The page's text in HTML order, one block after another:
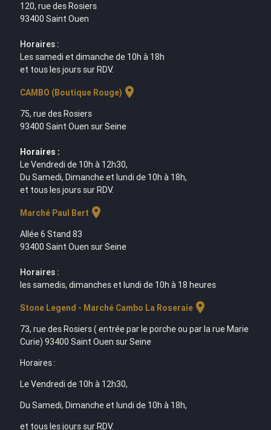
120, rue des Rosiers
93400 Saint Ouen
Horaires :
Les samedi et dimanche de 10h à 18h
et tous les jours sur RDV.
CAMBO (Boutique Rouge) location_on
75, rue des Rosiers
93400 Saint Ouen sur Seine
Horaires :
Le Vendredi de 10h à 12h30,
Du Samedi, Dimanche et lundi de 10h à 18h,
et tous les jours sur RDV.
Marché Paul Bert location_on
Allée 6 Stand 83
93400 Saint Ouen sur Seine
Horaires :
les samedis, dimanches et lundi de 10h à 18 heures
Stone Legend - Marché Cambo La Roseraielocation_on
73, rue des Rosiers ( entrée par le porche ou par la rue Marie
Curie) 93400 Saint Ouen sur Seine
Horaires :
Le Vendredi de 10h à 12h30,
Du Samedi, Dimanche et lundi de 10h à 18h,
et tous les jours sur RDV.